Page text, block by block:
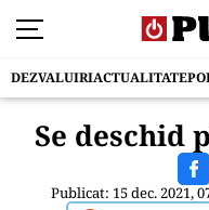
DEZVALUIRIACTUALITATE
Se deschid
Publicat: 15 dec. 2021,